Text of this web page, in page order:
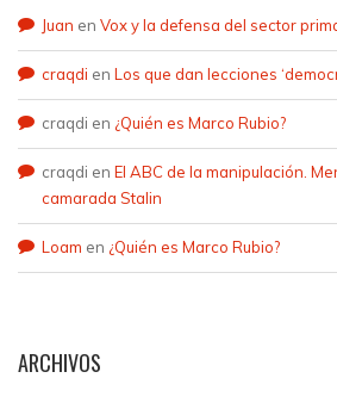
Juan en Vox y la defensa del sector
craqdi en Los que dan lecciones
craqdi en ¿Quién es Marco Rubio?
craqdi en El ABC de la manipulación.
camarada Stalin
Loam en ¿Quién es Marco Rubio?
ARCHIVOS